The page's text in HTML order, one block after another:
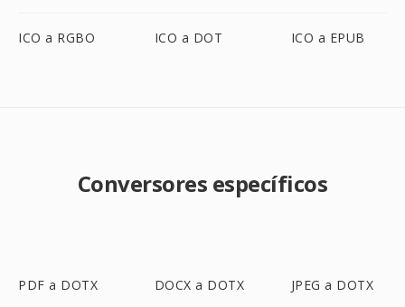
ICO a RGBO ICO a DOT ICO a EPUB
Conversores específicos
PDF a DOTX DOCX a DOTX JPEG a DOTX